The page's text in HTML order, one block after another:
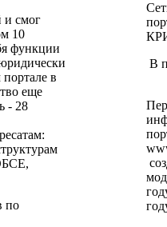
и смог
10
функции
в
еще
- 28
по
В